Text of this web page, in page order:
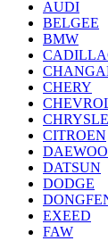
AUDI
BELGEE
BMW
CHERY
CITROEN
DAEWOO
DATSUN
DODGE
EXEED
FAW